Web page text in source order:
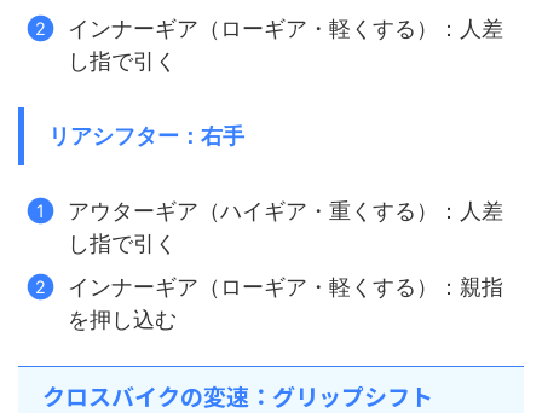
インナーギア（ローギア・軽くする）：人差
し指で引く
リアシフター：右手
アウターギア（ハイギア・重くする）：人差
し指で引く
インナーギア（ローギア・軽くする）：親指
を押し込む
クロスバイクの変速：グリップシフト